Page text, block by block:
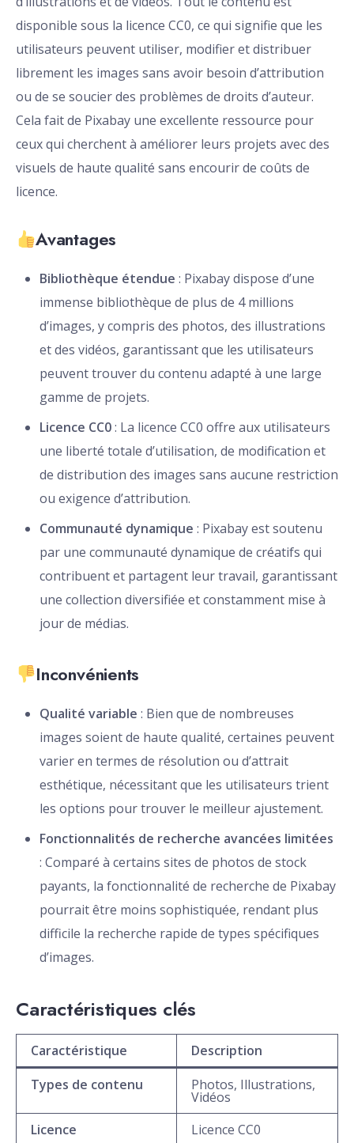
disponible sous la licence CC0, ce qui signifie que les
utilisateurs peuvent utiliser, modifier et distribuer
librement les images sans avoir besoin d’attribution
ou de se soucier des problèmes de droits d’auteur.
Cela fait de Pixabay une excellente ressource pour
ceux qui cherchent à améliorer leurs projets avec des
visuels de haute qualité sans encourir de coûts de
licence.
Avantages
Bibliothèque étendue : Pixabay dispose d’une
immense bibliothèque de plus de 4 millions
d’images, y compris des photos, des illustrations
et des vidéos, garantissant que les utilisateurs
peuvent trouver du contenu adapté à une large
gamme de projets.
Licence CC0: La licence CC0 offre aux utilisateurs
une liberté totale d’utilisation, de modification et
de distribution des images sans aucune restriction
ou exigence d’attribution.
Communauté dynamique : Pixabay est soutenu
par une communauté dynamique de créatifs qui
contribuent et partagent leur travail, garantissant
une collection diversifiée et constamment mise à
jour de médias.
Inconvénients
Qualité variable : Bien que de nombreuses
images soient de haute qualité, certaines peuvent
varier en termes de résolution ou d’attrait
esthétique, nécessitant que les utilisateurs trient
les options pour trouver le meilleur ajustement.
Fonctionnalités de recherche avancées limitées
: Comparé à certains sites de photos de stock
payants, la fonctionnalité de recherche de Pixabay
pourrait être moins sophistiquée, rendant plus
difficile la recherche rapide de types spécifiques
d’images.
Caractéristiques clés
Caractéristique
Description
Types de contenu
Photos, Illustrations,
Vidéos
Licence
Licence CC0